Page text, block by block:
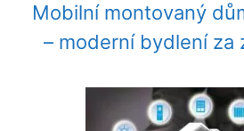
Mobilní montovaný
– moderní bydlení za